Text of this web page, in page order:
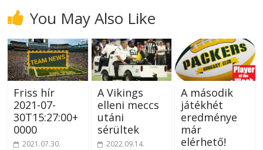
You May Also Like
Friss hír
2021-07-
30T15:27:00+
0000
2021.07.30.
A Vikings
elleni meccs
utáni
sérültek
2022.09.14.
A második
játékhét
eredménye
már
elérhető!